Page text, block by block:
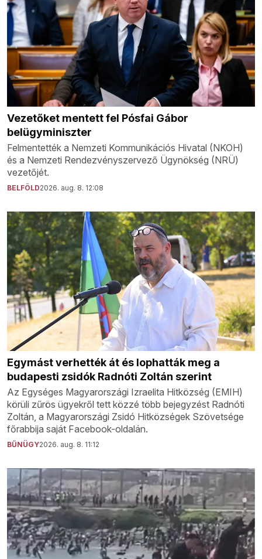
Vezetőket mentett fel Pósfai Gábor
belügyminiszter
Felmentették a Nemzeti Kommunikációs Hivatal (NKOH)
és a Nemzeti Rendezvényszervező Ügynökség (NRÜ)
vezetőjét.
BELFÖLD2026. aug. 8. 12:08
Egymást verhették át és lophatták meg a
budapesti zsidók Radnóti Zoltán szerint
Az Egységes Magyarországi Izraelita Hitközség (EMIH)
körüli zűrös ügyekről tett közzé több bejegyzést Radnóti
Zoltán, a Magyarországi Zsidó Hitközségek Szövetsége
főrabbija saját Facebook-oldalán.
BŰNÜGY2026. aug. 8. 11:12